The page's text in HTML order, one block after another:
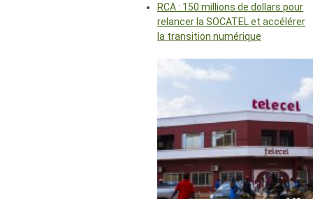
RCA : 150 millions de dollars pour
relancer la SOCATEL et accélérer
la transition numérique